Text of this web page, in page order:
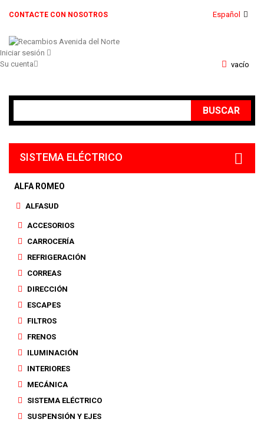
Español
CONTACTE CON NOSOTROS
vacío
Iniciar sesión
Su cuenta
BUSCAR
SISTEMA ELÉCTRICO
ALFA ROMEO
ALFASUD
ACCESORIOS
CARROCERÍA
REFRIGERACIÓN
CORREAS
DIRECCIÓN
ESCAPES
FILTROS
FRENOS
ILUMINACIÓN
INTERIORES
MECÁNICA
SISTEMA ELÉCTRICO
SUSPENSIÓN Y EJES